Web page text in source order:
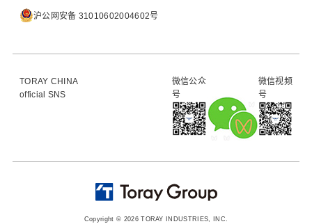
沪公网安备 31010602004602号
TORAY CHINA
official SNS
微信公众
号
微信视频
号
Copyright © 2026 TORAY INDUSTRIES, INC.